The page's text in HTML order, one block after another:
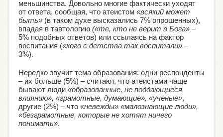
меньшинства. Довольно многие фактически уходят
от ответа, сообщая, что атеистом «всякий может
быть» (в таком духе высказались 7% опрошенных),
впадая в тавтологию («те, кто не верит в Бога» –
5% подобных ответов) или ссылаясь на фактор
воспитания («кого с детства так воспитали» –
3%).
Нередко звучит тема образования: одни респонденты
– их больше (5%) – считают, что атеистами чаще
бывают люди «образованные, не поддающиеся
влиянию», «грамотные, думающие», «ученые»,
другие (2%) – что «невежды» «малознающие люди»,
«безграмотные, которые не хотят ничего
понимать».